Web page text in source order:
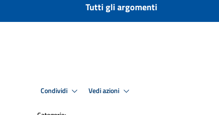
Tutti gli argomenti
Condividi Vedi azioni